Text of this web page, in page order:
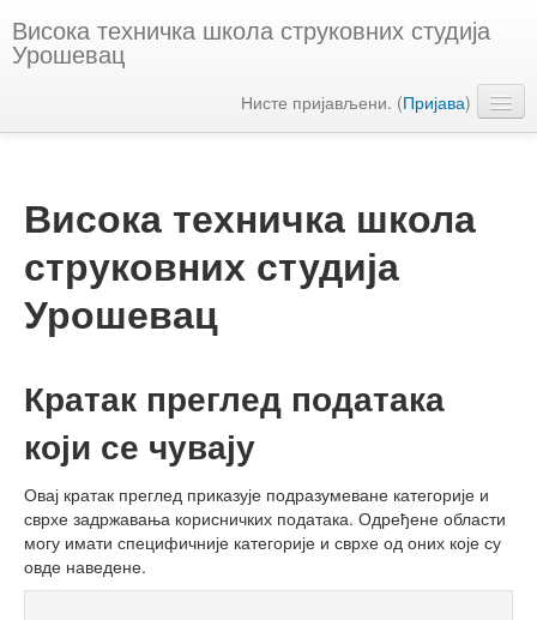
Висока техничка школа струковних студија
Урошевац
Нисте пријављени. (Пријава)
Висока техничка школа
струковних студија
Урошевац
Кратак преглед података
који се чувају
Овај кратак преглед приказује подразумеване категорије и
сврхе задржавања корисничких података. Одређене области
могу имати специфичније категорије и сврхе од оних које су
овде наведене.